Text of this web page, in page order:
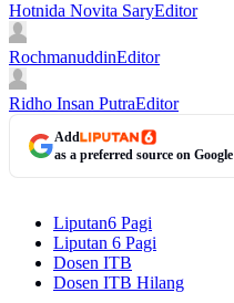
Hotnida Novita SaryEditor
RochmanuddinEditor
Ridho Insan PutraEditor
Add
as a preferred source on Google
Liputan6 Pagi
Liputan 6 Pagi
Dosen ITB
Dosen ITB Hilang